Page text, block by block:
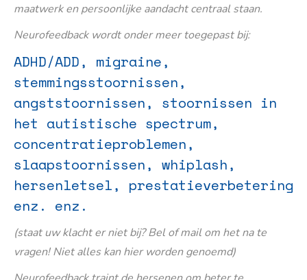
maatwerk en persoonlijke aandacht centraal staan.
Neurofeedback wordt onder meer toegepast bij:
ADHD/ADD, migraine,
stemmingsstoornissen,
angststoornissen, stoornissen in
het autistische spectrum,
concentratieproblemen,
slaapstoornissen, whiplash,
hersenletsel, prestatieverbetering
enz. enz.
(staat uw klacht er niet bij? Bel of mail om het na te
vragen! Niet alles kan hier worden genoemd)